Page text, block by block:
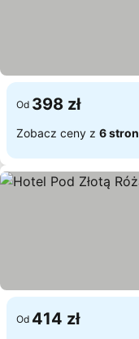
Od 398 zł
Zobacz ceny z 6 stron
Od 414 zł